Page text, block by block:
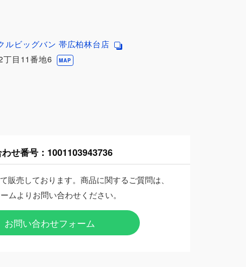
ルビッグバン 帯広柏林台店
丁目11番地6 MAP
せ番号： 1001103943736
販売しております。商品に関するご質問は、
ムよりお問い合わせください。
お問い合わせフォーム